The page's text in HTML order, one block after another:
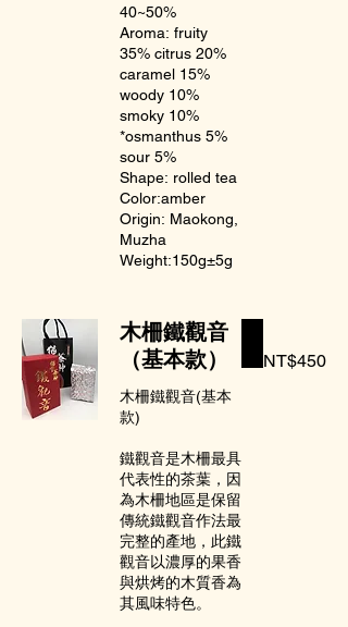
40~50%
Aroma: fruity
35% citrus 20%
caramel 15%
woody 10%
smoky 10%
*osmanthus 5%
sour 5%
Shape: rolled tea
Color:amber
Origin: Maokong,
Muzha
Weight:150g±5g
木柵鐵觀音
（基本款）
木柵鐵觀音(基本
款)
鐵觀音是木柵最具
代表性的茶葉，因
為木柵地區是保留
傳統鐵觀音作法最
完整的產地，此鐵
觀音以濃厚的果香
與烘烤的木質香為
其風味特色。
NT$450